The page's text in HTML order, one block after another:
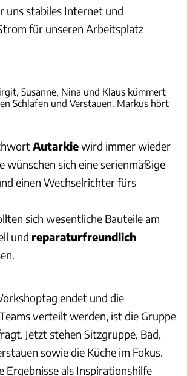
uns stabiles Internet und
für unseren Arbeitsplatz
Susanne, Nina und Klaus kümmert
Schlafen und Verstauen. Markus hört
Autarkiewird immer wieder
wünschen sich eine serienmäßige
einen Wechselrichter fürs
sich wesentliche Bauteile am
und reparaturfreundlich
endet und die
verteilt werden, ist die Gruppe
Jetzt stehen Sitzgruppe, Bad,
sowie die Küche im Fokus.
Ergebnisse als Inspirationshilfe